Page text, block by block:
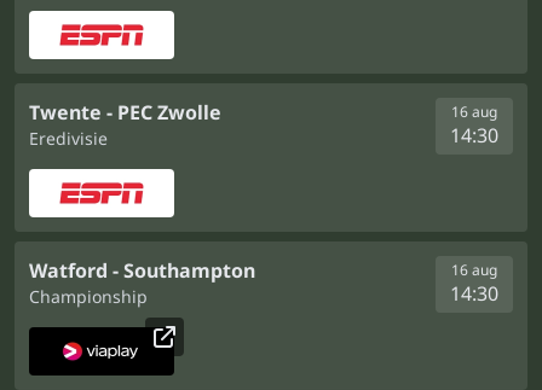
Twente - PEC Zwolle
Eredivisie
16 aug
14:30
Watford - Southampton
Championship
16 aug
14:30